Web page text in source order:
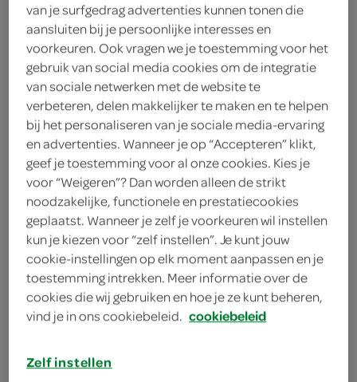
800 gram roerbakgroenten
2 laurierblaadjes
1 eetlepel grove mosterd
1 flesje donker bier
1 eetlepel bloem
2 eetlepels bruine basterdsuiker
125 gram gerookte spekblokjes
1 ui
4 schouderkarbonades
van je surfgedrag advertenties kunnen tonen die
aansluiten bij je persoonlijke interesses en
voorkeuren. Ook vragen we je toestemming voor het
gebruik van social media cookies om de integratie
van sociale netwerken met de website te
verbeteren, delen makkelijker te maken en te helpen
bij het personaliseren van je sociale media-ervaring
en advertenties. Wanneer je op “Accepteren” klikt,
geef je toestemming voor al onze cookies. Kies je
voor “Weigeren”? Dan worden alleen de strikt
noodzakelijke, functionele en prestatiecookies
geplaatst. Wanneer je zelf je voorkeuren wil instellen
kun je kiezen voor “zelf instellen”. Je kunt jouw
cookie-instellingen op elk moment aanpassen en je
toestemming intrekken. Meer informatie over de
cookies die wij gebruiken en hoe je ze kunt beheren,
vind je in ons cookiebeleid. cookiebeleid
Zelf instellen